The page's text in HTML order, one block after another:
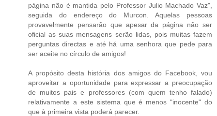
página não é mantida pelo Professor Julio Machado Vaz",
seguida do endereço do Murcon. Aquelas pessoas
provavelmente pensarão que apesar da página não ser
oficial as suas mensagens serão lidas, pois muitas fazem
perguntas directas e até há uma senhora que pede para
ser aceite no círculo de amigos!
A propósito desta história dos amigos do Facebook, vou
aproveitar a oportunidade para expressar a preocupação
de muitos pais e professores (com quem tenho falado)
relativamente a este sistema que é menos "inocente" do
que à primeira vista poderá parecer.